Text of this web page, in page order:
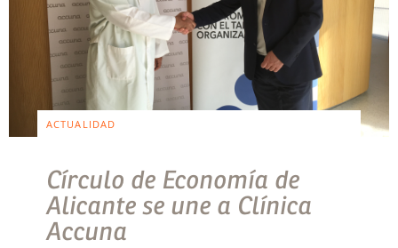
ACTUALIDAD
Círculo de Economía de
Alicante se une a Clínica
Accuna